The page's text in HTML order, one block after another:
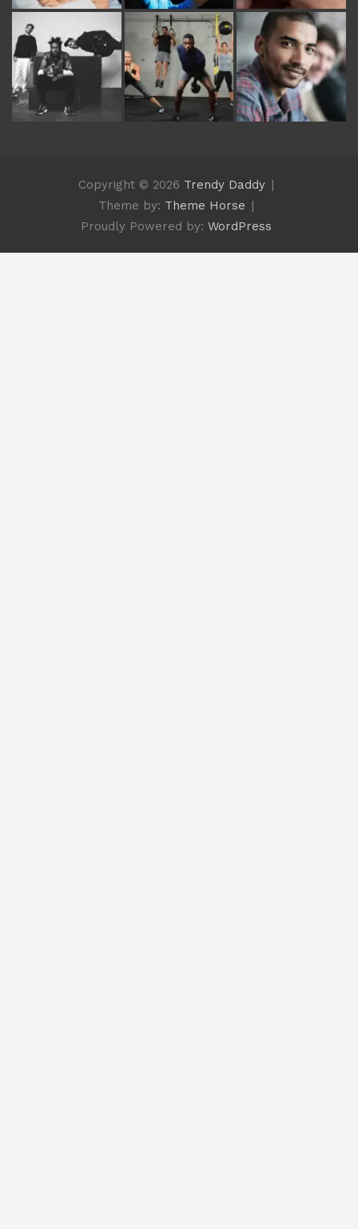
Copyright © 2026 Trendy Daddy
Theme by: Theme Horse
Proudly Powered by: WordPress